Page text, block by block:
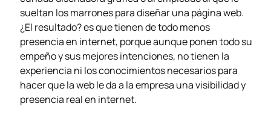
sueltan los marrones para diseñar una página web.
¿El resultado? es que tienen de todo menos
presencia en internet, porque aunque ponen todo su
empeño y sus mejores intenciones, no tienen la
experiencia ni los conocimientos necesarios para
hacer que la web le da a la empresa una visibilidad y
presencia real en internet.